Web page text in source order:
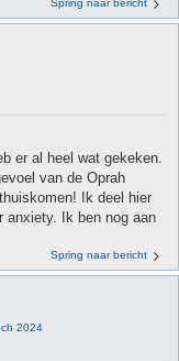
Spring naar bericht
er al heel wat gekeken.
van de Oprah
Ik deel hier
anxiety. Ik ben nog aan
Spring naar bericht
2024